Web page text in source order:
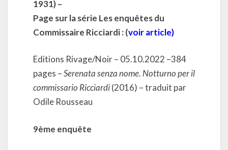
1931) –
Page sur la série Les enquêtes du
Commissaire Ricciardi : (voir article)
Editions Rivage/Noir – 05.10.2022 –384
pages –Serenata senza nome. Notturno per il
commissario Ricciardi(2016) – traduit par
Odile Rousseau
9ème enquête